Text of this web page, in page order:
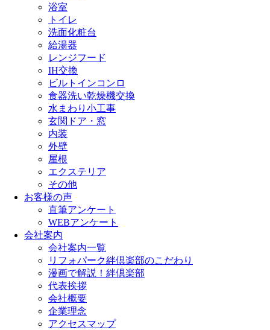
浴室
トイレ
洗面化粧台
給湯器
レンジフード
IH交換
ビルトインコンロ
食器洗い乾燥機交換
水まわり小工事
玄関ドア・窓
内装
外壁
屋根
エクステリア
その他
お客様の声
直筆アンケート
WEBアンケート
会社案内
会社案内一覧
リフォパーク絆倶楽部のこだわり
漫画で解説！絆倶楽部
代表挨拶
会社概要
企業理念
アクセスマップ